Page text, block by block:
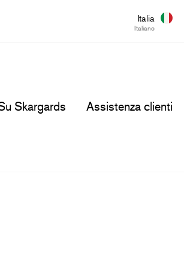
Skargards Assistenza clienti
Italia
Italiano